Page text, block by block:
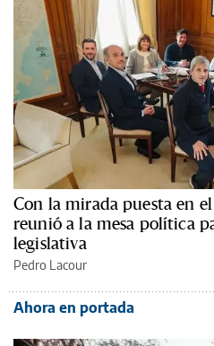
Con la mirada puesta en
reunió a la mesa política
legislativa
Pedro Lacour
Ahora en portada